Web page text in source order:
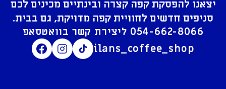
יצאנו להפסקת קפה קצרה ובינתיים מכינים לכם
סניפים חדשים לחוויית קפה מדויקת, גם בבית.
054-662-8066
ilans_coffee_shop